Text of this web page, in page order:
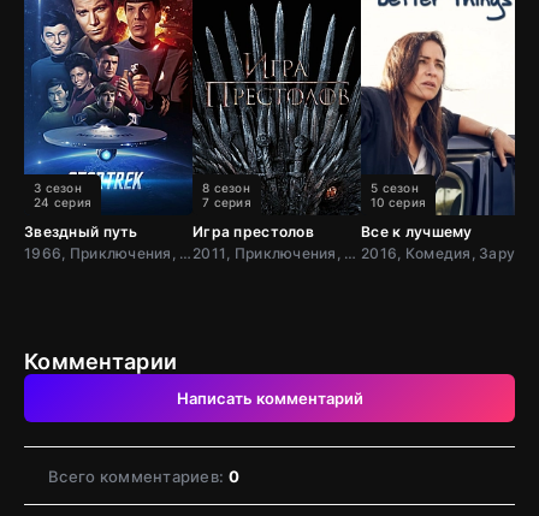
Звездный путь
1966, Приключения, Фантастика, Боевик, США
3 сезон
24 серия
Игра престолов
2011, Приключения, Фэнтези, Блокбастер, Мистический, Боевик, Зарубежный, Мелодрама, Драма, США,
8 сезон
7 серия
Все к лучшему
5 сезон
10 серия
Комментарии
Написать комментарий
Всего комментариев: 0